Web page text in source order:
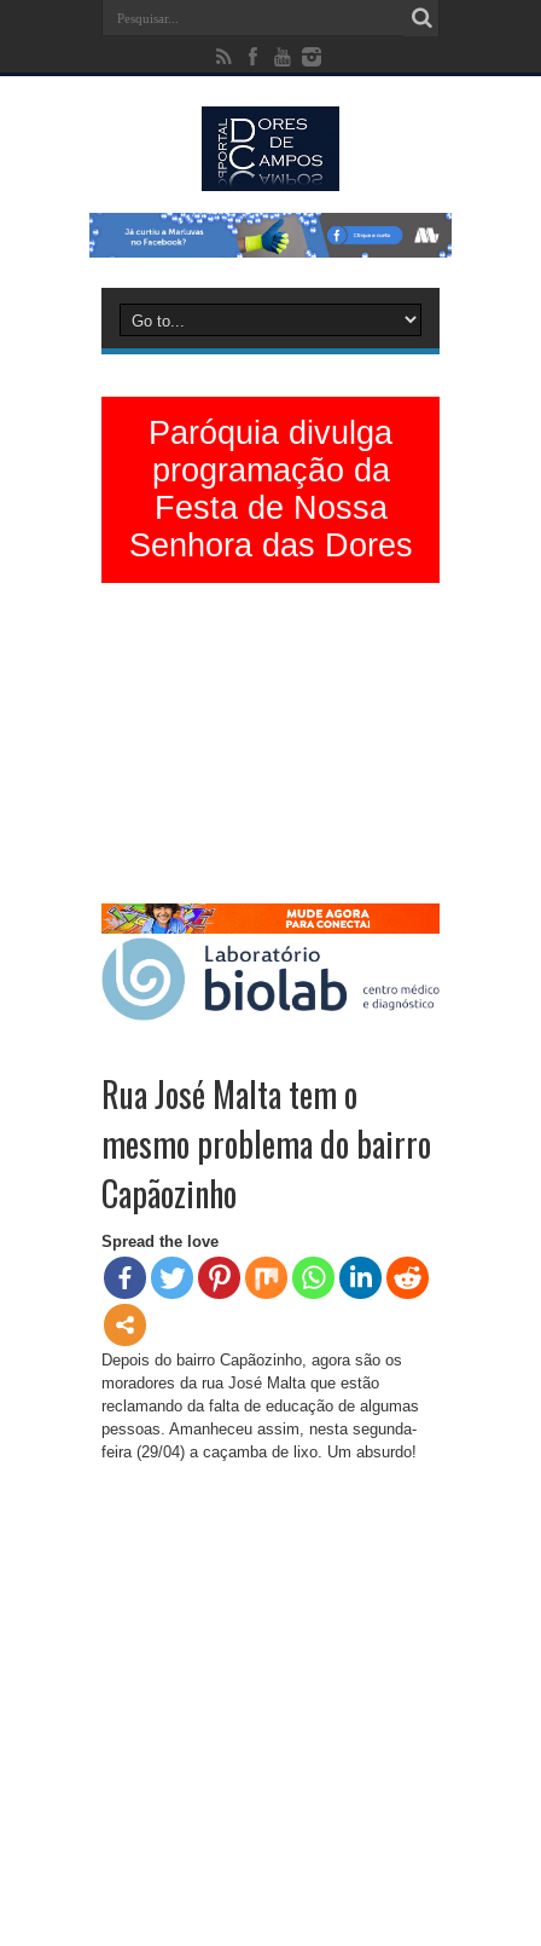
Paróquia divulga
programação da
Festa de Nossa
Senhora das Dores
Rua José Malta tem o
mesmo problema do bairro
Capãozinho
Spread the love
Depois do bairro Capãozinho, agora são os
moradores da rua José Malta que estão
reclamando da falta de educação de algumas
pessoas. Amanheceu assim, nesta segunda-
feira (29/04) a caçamba de lixo. Um absurdo!